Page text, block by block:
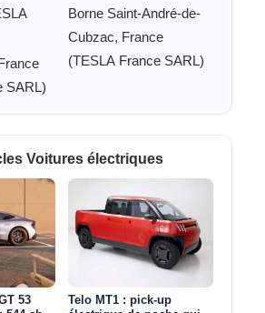
SARL)
Borne Saint-André-de-
Cubzac, France
(TESLA France SARL)
Voitures électriques
53
Telo MT1 : pick‑up